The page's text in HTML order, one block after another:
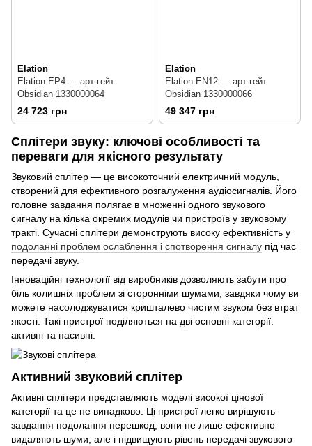
Elation
Elation EP4 — арт-гейт
Obsidian 1330000064
24 723 грн
Elation
Elation EN12 — арт-гейт
Obsidian 1330000066
49 347 грн
Сплітери звуку: ключові особливості та
переваги для якісного результату
Звуковий сплітер — це високоточний електричний модуль,
створений для ефективного розгалуження аудіосигналів. Його
головне завдання полягає в множенні одного звукового
сигналу на кілька окремих модулів чи пристроїв у звуковому
тракті. Сучасні сплітери демонструють високу ефективність у
подоланні проблем ослаблення і спотворення сигналу під час
передачі звуку.
Інноваційні технології від виробників дозволяють забути про
біль колишніх проблем зі сторонніми шумами, завдяки чому ви
можете насолоджуватися кришталево чистим звуком без втрат
якості. Такі пристрої поділяються на дві основні категорії:
активні та пасивні.
Активний звуковий сплітер
Активні сплітери представляють моделі високої цінової
категорії та це не випадково. Ці пристрої легко вирішують
завдання подолання перешкод, вони не лише ефективно
видаляють шуми, але і підвищують рівень передачі звукового